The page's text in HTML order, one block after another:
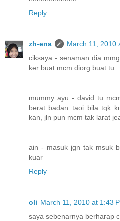
Reply
zh-ena
March 11, 2010
ciksaya - senaman dia
ker buat mcm diorg buat tu
mummy ayu - david tu
berat badan..taoi bila tgk
kan, jln pun mcm tak larat
ain - masuk jgn tak msuk
kuar
Reply
oli March 11, 2010 at 1:43
saya sebenarnya berharap